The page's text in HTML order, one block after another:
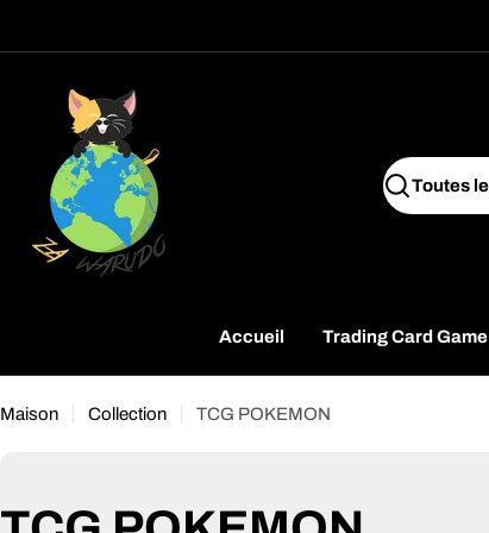
Recherche
Accueil Trading Card Game
Maison Collection TCG POKEMON